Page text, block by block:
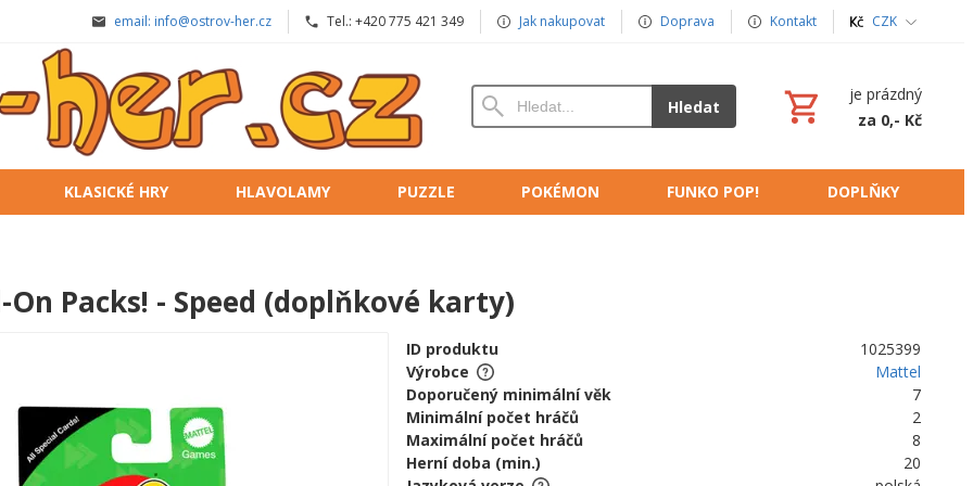
email: info@ostrov-her.cz Tel.: +420 775 421 349 Jak nakupovat Doprava Kontakt CZK
Hledat
je prázdný
za 0,- Kč
KLASICKÉ HRY HLAVOLAMY PUZZLE POKÉMON FUNKO POP! DOPLŇKY
On Packs! - Speed (doplňkové karty)
ID produktu
1025399
Výrobce
Mattel
Doporučený minimální věk
7
Minimální počet hráčů
2
Maximální počet hráčů
8
Herní doba (min.)
20